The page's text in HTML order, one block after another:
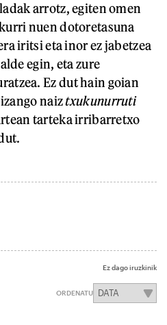
arrotz, egiten omen
nuen dotoretasuna
iritsi eta inor ez jabetzea
egin, eta zure
Ez dut hain goian
naiztxukunurruti
tarteka irribarretxo
Ez dago iruzkinik
ORDENATU